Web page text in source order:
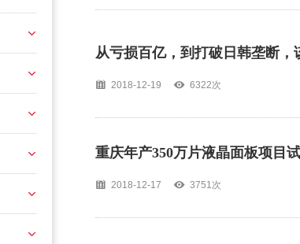
从亏损百亿，到打破日韩垄断
2018-12-19 6322次
重庆年产350万片液晶面板项目
2018-12-17 3751次